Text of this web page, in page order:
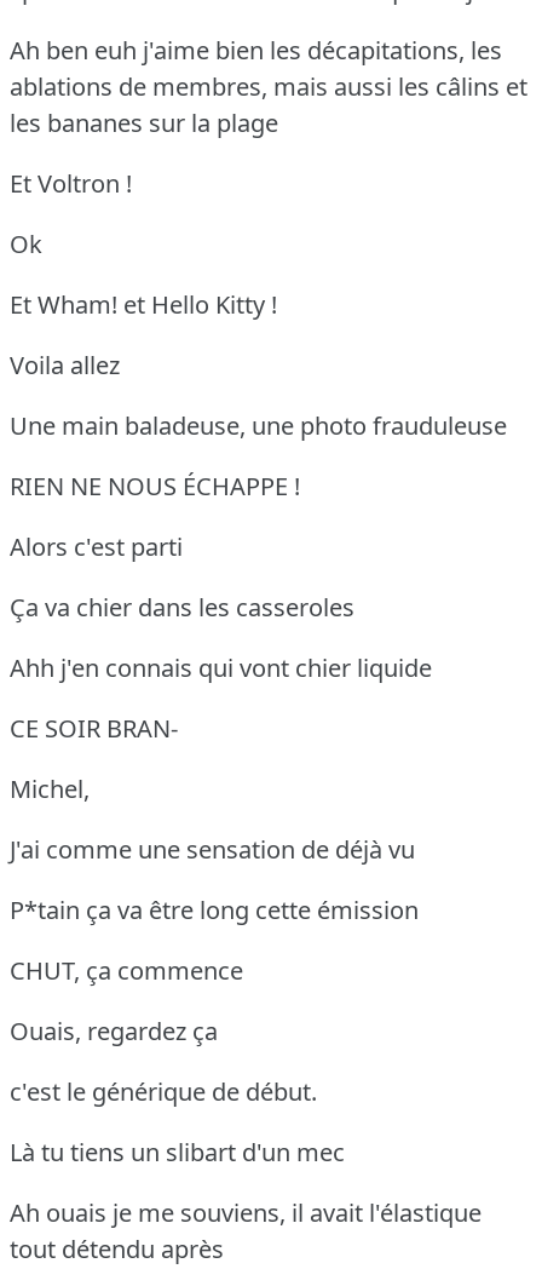
Ah ben euh j'aime bien les décapitations, les
ablations de membres, mais aussi les câlins et
les bananes sur la plage
Et Voltron !
Ok
Et Wham! et Hello Kitty !
Voila allez
Une main baladeuse, une photo frauduleuse
RIEN NE NOUS ÉCHAPPE !
Alors c'est parti
Ça va chier dans les casseroles
Ahh j'en connais qui vont chier liquide
CE SOIR BRAN-
Michel,
J'ai comme une sensation de déjà vu
P*tain ça va être long cette émission
CHUT, ça commence
Ouais, regardez ça
c'est le générique de début.
Là tu tiens un slibart d'un mec
Ah ouais je me souviens, il avait l'élastique
tout détendu après